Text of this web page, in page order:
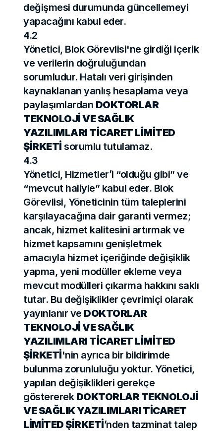
değişmesi durumunda güncellemeyi
yapacağını kabul eder.
4.2
Yönetici, Blok Görevlisi'ne girdiği içerik
ve verilerin doğruluğundan
sorumludur. Hatalı veri girişinden
kaynaklanan yanlış hesaplama veya
paylaşımlardan DOKTORLAR
TEKNOLOJİ VE SAĞLIK
YAZILIMLARI TİCARET LİMİTED
ŞİRKETİ sorumlu tutulamaz.
4.3
Yönetici, Hizmetler’i “olduğu gibi” ve
“mevcut haliyle” kabul eder. Blok
Görevlisi, Yöneticinin tüm taleplerini
karşılayacağına dair garanti vermez;
ancak, hizmet kalitesini artırmak ve
hizmet kapsamını genişletmek
amacıyla hizmet içeriğinde değişiklik
yapma, yeni modüller ekleme veya
mevcut modülleri çıkarma hakkını saklı
tutar. Bu değişiklikler çevrimiçi olarak
yayınlanır ve DOKTORLAR
TEKNOLOJİ VE SAĞLIK
YAZILIMLARI TİCARET LİMİTED
ŞİRKETİ'nin ayrıca bir bildirimde
bulunma zorunluluğu yoktur. Yönetici,
yapılan değişiklikleri gerekçe
göstererek DOKTORLAR TEKNOLOJİ
VE SAĞLIK YAZILIMLARI TİCARET
LİMİTED ŞİRKETİ’nden tazminat talep